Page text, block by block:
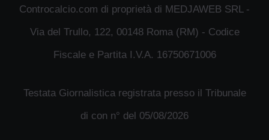
Controcalcio.com di proprietà di MEDJAWEB SRL -
Via del Trullo, 122, 00148 Roma (RM) - Codice
Fiscale e Partita I.V.A. 16750671006
Testata Giornalistica registrata presso il Tribunale
di con n° del 05/08/2026